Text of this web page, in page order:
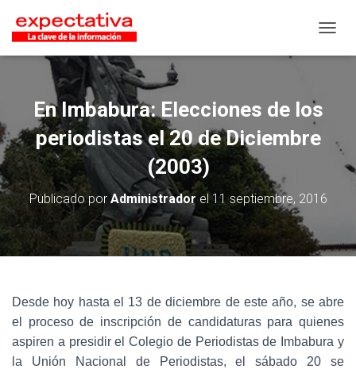
En Imbabura: Elecciones de los
periodistas el 20 de Diciembre
(2003)
Publicado por Administrador el11 septiembre, 2016
Desde hoy hasta el 13 de diciembre de este año, se abre
el proceso de inscripción de candidaturas para quienes
aspiren a presidir el Colegio de Periodistas de Imbabura y
la Unión Nacional de Periodistas, el sábado 20 se